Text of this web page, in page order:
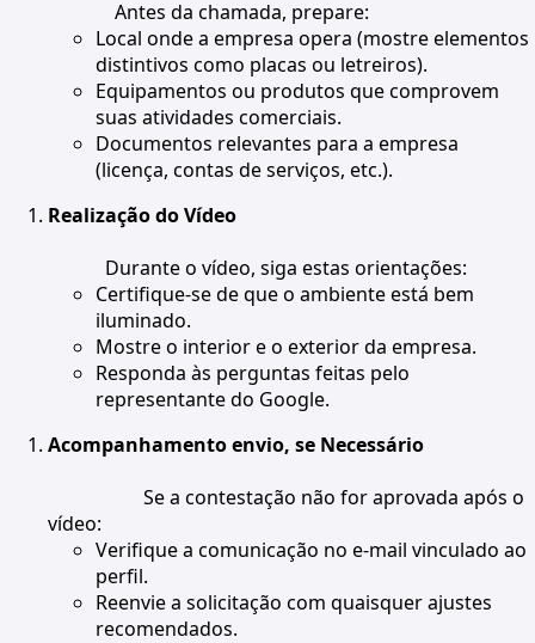
Antes da chamada, prepare:
Local onde a empresa opera (mostre elementos
distintivos como placas ou letreiros).
Equipamentos ou produtos que comprovem
suas atividades comerciais.
Documentos relevantes para a empresa
(licença, contas de serviços, etc.).
Realização do Vídeo
Durante o vídeo, siga estas orientações:
Certifique-se de que o ambiente está bem
iluminado.
Mostre o interior e o exterior da empresa.
Responda às perguntas feitas pelo
representante do Google.
Acompanhamento envio, se Necessário
Se a contestação não for aprovada após o
vídeo:
Verifique a comunicação no e-mail vinculado ao
perfil.
Reenvie a solicitação com quaisquer ajustes
recomendados.